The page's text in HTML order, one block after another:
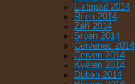
Listopad 2014
Říjen 2014
Září 2014
Srpen 2014
Červenec 2014
Červen 2014
Květen 2014
Duben 2014